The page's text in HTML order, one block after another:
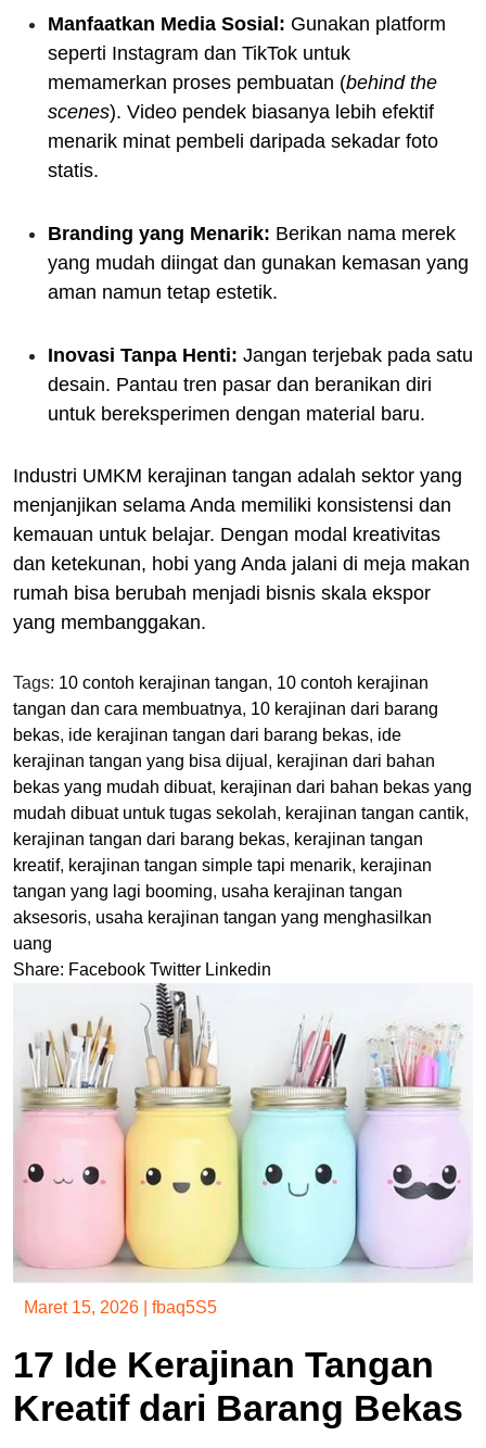
Manfaatkan Media Sosial: Gunakan platform
seperti Instagram dan TikTok untuk
memamerkan proses pembuatan (behind the
scenes). Video pendek biasanya lebih efektif
menarik minat pembeli daripada sekadar foto
statis.
Branding yang Menarik: Berikan nama merek
yang mudah diingat dan gunakan kemasan yang
aman namun tetap estetik.
Inovasi Tanpa Henti: Jangan terjebak pada satu
desain. Pantau tren pasar dan beranikan diri
untuk bereksperimen dengan material baru.
Industri UMKM kerajinan tangan adalah sektor yang
menjanjikan selama Anda memiliki konsistensi dan
kemauan untuk belajar. Dengan modal kreativitas
dan ketekunan, hobi yang Anda jalani di meja makan
rumah bisa berubah menjadi bisnis skala ekspor
yang membanggakan.
Tags: 10 contoh kerajinan tangan, 10 contoh kerajinan
tangan dan cara membuatnya, 10 kerajinan dari barang
bekas, ide kerajinan tangan dari barang bekas, ide
kerajinan tangan yang bisa dijual , kerajinan dari bahan
bekas yang mudah dibuat, kerajinan dari bahan bekas yang
mudah dibuat untuk tugas sekolah, kerajinan tangan cantik,
kerajinan tangan dari barang bekas, kerajinan tangan
kreatif, kerajinan tangan simple tapi menarik, kerajinan
tangan yang lagi booming, usaha kerajinan tangan
aksesoris, usaha kerajinan tangan yang menghasilkan
uang
Share: Facebook Twitter Linkedin
Maret 15, 2026 fbaq5S5
17 Ide Kerajinan Tangan
Kreatif dari Barang Bekas